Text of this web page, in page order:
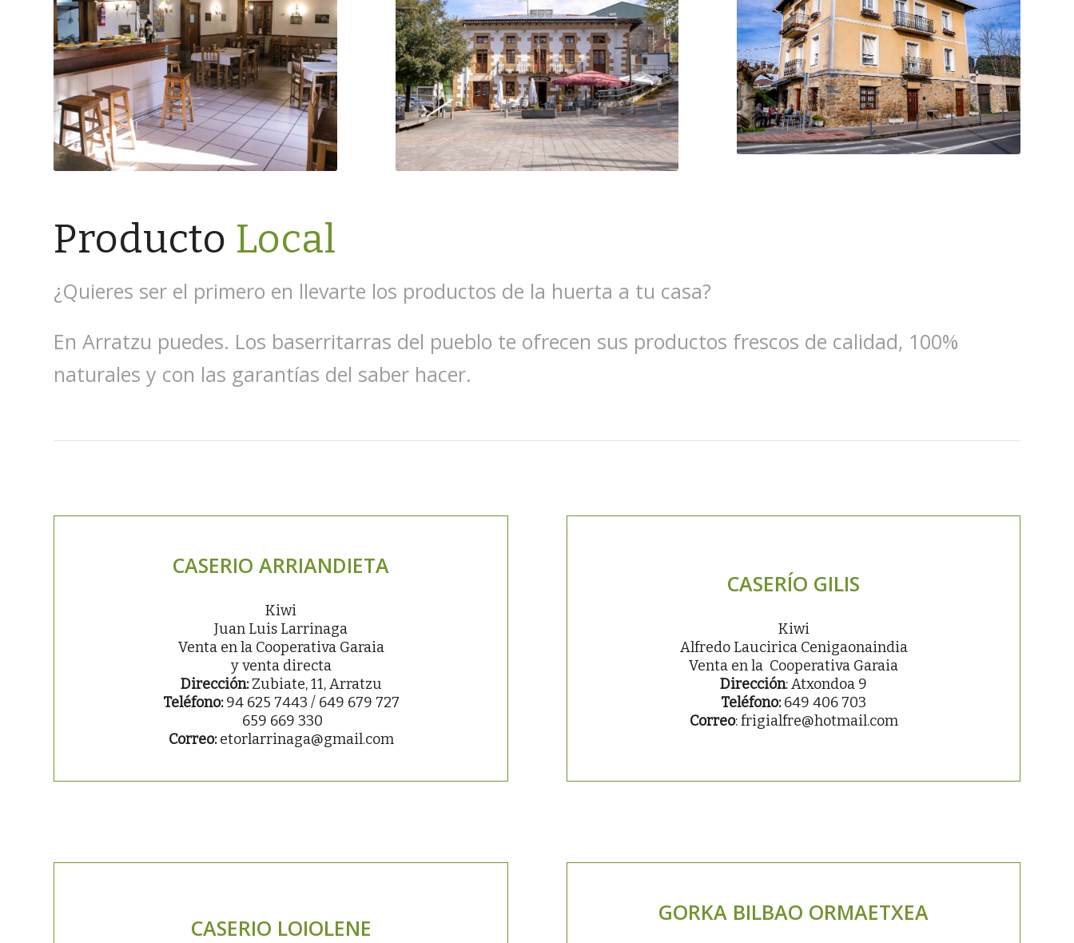
Producto Local
¿Quieres ser el primero en llevarte los productos de la huerta a tu casa?
En Arratzu puedes. Los baserritarras del pueblo te ofrecen sus productos frescos de calidad, 100%
naturales y con las garantías del saber hacer.
CASERIO ARRIANDIETA
Kiwi
Juan Luis Larrinaga
Venta en la Cooperativa Garaia
y venta directa
Dirección:Zubiate, 11, Arratzu
Teléfono:94 625 7443 / 649 679 727
659 669 330
Correo:etorlarrinaga@gmail.com
CASERÍO GILIS
Kiwi
Alfredo Laucirica Cenigaonaindia
Venta en la Cooperativa Garaia
Dirección: Atxondoa 9
Teléfono:649 406 703
Correo: frigialfre@hotmail.com
CASERIO LOIOLENE
GORKA BILBAO ORMAETXEA